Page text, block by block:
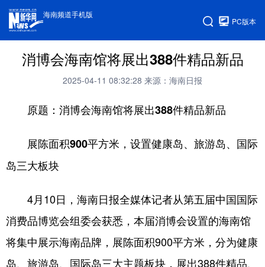
海南频道手机版
PC版本
消博会海南馆将展出388件精品新品
2025-04-11 08:32:28 来源：海南日报
原题：消博会海南馆将展出388件精品新品
展陈面积900平方米，设置健康岛、旅游岛、国际
岛三大板块
4月10日，海南日报全媒体记者从第五届中国国际
消费品博览会组委会获悉，本届消博会设置的海南馆
将集中展示海南品牌，展陈面积900平方米，分为健康
岛、旅游岛、国际岛三大主题板块，展出388件精品、